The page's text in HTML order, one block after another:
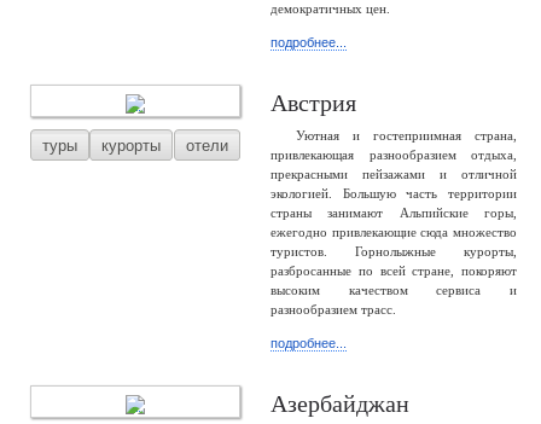
демократичных цен.
подробнее...
туры курорты отели
Австрия
Уютная и гостеприимная страна,
привлекающая разнообразием отдыха,
прекрасными пейзажами и отличной
экологией. Большую часть территории
страны занимают Альпийские горы,
ежегодно привлекающие сюда множество
туристов. Горнолыжные курорты,
разбросанные по всей стране, покоряют
высоким качеством сервиса и
разнообразием трасс.
подробнее...
Азербайджан